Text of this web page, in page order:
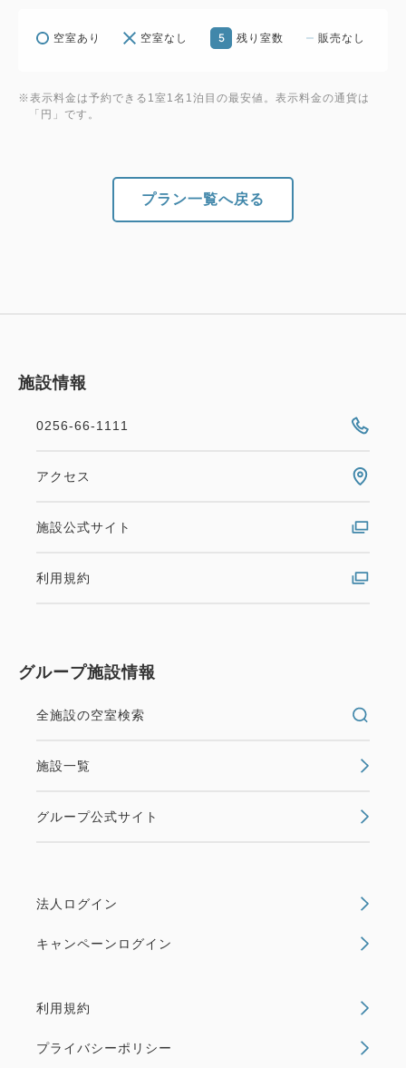
空室あり 空室なし 5 残り室数 販売なし
※表示料金は予約できる1室1名1泊目の最安値。表示料金の通貨は
「円」です。
プラン一覧へ戻る
施設情報
0256-66-1111
アクセス
施設公式サイト
利用規約
グループ施設情報
全施設の空室検索
施設一覧
グループ公式サイト
法人ログイン
キャンペーンログイン
利用規約
プライバシーポリシー